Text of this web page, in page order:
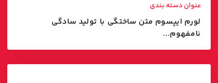
عنوان دسته بندی
لورم ایپسوم متن ساختگی با تولید سادگی
نامفهوم...